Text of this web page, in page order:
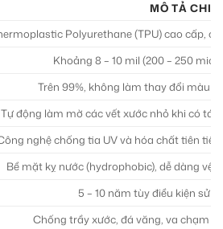
MÔ TẢ CHI
Polyurethane (TPU) cao cấp,
Khoảng 8 – 10 mil (200 – 250
Trên 99%, không làm thay đổi màu
Tự động làm mờ các vết xước nhỏ khi có tác
nghệ chống tia UV và hóa chất tiên
Bề mặt kỵ nước (hydrophobic), dễ dàng vệ
5 – 10 năm tùy điều kiện sử
Chống trầy xước, đá văng, va chạm